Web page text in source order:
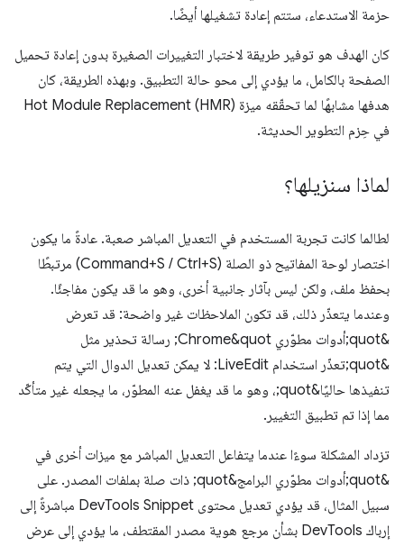
حزمة الاستدعاء، ستتم إعادة تشغيلها أيضًا.
كان الهدف هو توفير طريقة لاختبار التغييرات الصغيرة بدون إعادة تحميل
الصفحة بالكامل، ما يؤدي إلى محو حالة التطبيق. وبهذه الطريقة، كان
هدفها مشابهًا لما تحقّقه ميزة Hot Module Replacement (HMR)
في حِزم التطوير الحديثة.
لماذا سنزيلها؟
لطالما كانت تجربة المستخدم في التعديل المباشر صعبة. عادةً ما يكون
اختصار لوحة المفاتيح ذو الصلة (Command+S / Ctrl+S) مرتبطًا
بحفظ ملف، ولكن ليس بآثار جانبية أخرى، وهو ما قد يكون مفاجئًا.
وعندما يتعذّر ذلك، قد تكون الملاحظات غير واضحة: قد تعرض
&quot;أدوات مطوّري Chrome&quot; رسالة تحذير مثل
&quot;تعذّر استخدام LiveEdit: لا يمكن تعديل الدوال التي يتم
تنفيذها حاليًا&quot;، وهو ما قد يغفل عنه المطوّر، ما يجعله غير متأكّد
مما إذا تم تطبيق التغيير.
تزداد المشكلة سوءًا عندما يتفاعل التعديل المباشر مع ميزات أخرى في
&quot;أدوات مطوّري البرامج&quot; ذات صلة بملفات المصدر. على
سبيل المثال، قد يؤدي تعديل محتوى DevTools Snippet مباشرةً إلى
إرباك DevTools بشأن مرجع هوية مصدر المقتطف، ما يؤدي إلى عرض